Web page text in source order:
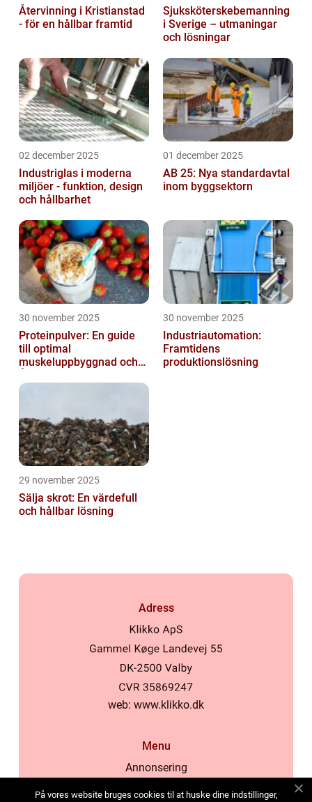
Återvinning i Kristianstad
- för en hållbar framtid
Sjuksköterskebemanning
i Sverige – utmaningar
och lösningar
02 december 2025
Industriglas i moderna
miljöer - funktion, design
och hållbarhet
01 december 2025
AB 25: Nya standardavtal
inom byggsektorn
30 november 2025
Proteinpulver: En guide
till optimal
muskeluppbyggnad och
30 november 2025
Industriautomation:
Framtidens
produktionslösning
29 november 2025
Sälja skrot: En värdefull
och hållbar lösning
Adress
web: www.klikko.dk
Menu
Annonsering
På vores website bruges cookies til at huske dine indstillinger,